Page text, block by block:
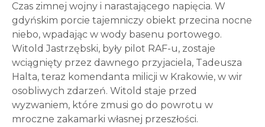
Czas zimnej wojny i narastającego napięcia. W
gdyńskim porcie tajemniczy obiekt przecina nocne
niebo, wpadając w wody basenu portowego.
Witold Jastrzębski, były pilot RAF-u, zostaje
wciągnięty przez dawnego przyjaciela, Tadeusza
Halta, teraz komendanta milicji w Krakowie, w wir
osobliwych zdarzeń. Witold staje przed
wyzwaniem, które zmusi go do powrotu w
mroczne zakamarki własnej przeszłości.